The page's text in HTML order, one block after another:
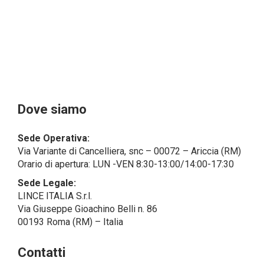
Alcuni segmenti dell’attività richiesta potrebbero
l’espletamento di alcune attività determinate a
società esterne che presentano le garanzie richieste
dal GDPR, abilitandole e a compiere
operazioni determinate per conto di LINCE ITALIA e
conformemente alle istruzioni fornite da
quest’ultima sulla base di specifico accordo per la
gestione dei dati.
• Il trattamento di dati personali si compone di tutte le
Dove siamo
Sede Operativa:
Via Variante di Cancelliera, snc – 00072 – Ariccia (RM)
Orario di apertura: LUN -VEN 8:30-13:00/14:00-17:30
Sede Legale:
LINCE ITALIA S.r.l.
Via Giuseppe Gioachino Belli n. 86
00193 Roma (RM) – Italia
Contatti